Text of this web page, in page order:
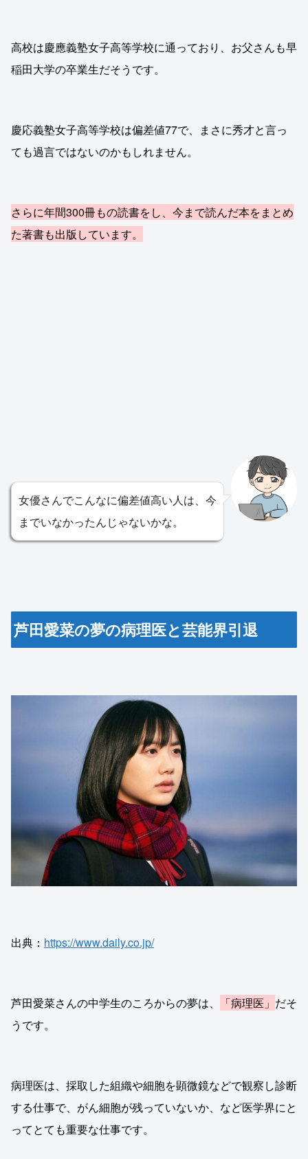
高校は慶應義塾女子高等学校に通っており、お父さんも早
稲田大学の卒業生だそうです。
慶応義塾女子高等学校は偏差値77で、まさに秀才と言っ
ても過言ではないのかもしれません。
さらに年間300冊もの読書をし、今まで読んだ本をまとめ
た著書も出版しています。
女優さんでこんなに偏差値高い人は、今
までいなかったんじゃないかな。
芦田愛菜の夢の病理医と芸能界引退
出典： https://www.daily.co.jp/
芦田愛菜さんの中学生のころからの夢は、 「病理医」 だそ
うです。
病理医は、採取した組織や細胞を顕微鏡などで観察し診断
する仕事で、がん細胞が残っていないか、など医学界にと
ってとても重要な仕事です。